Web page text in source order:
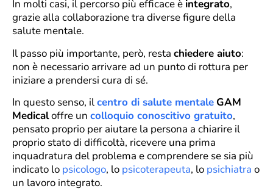
In molti casi, il percorso più efficace è integrato,
grazie alla collaborazione tra diverse figure della
salute mentale.
Il passo più importante, però, resta chiedere aiuto:
non è necessario arrivare ad un punto di rottura per
iniziare a prendersi cura di sé.
In questo senso, ilcentro di salute mentale GAM
Medicaloffre un colloquio conoscitivo gratuito,
pensato proprio per aiutare la persona a chiarire il
proprio stato di difficoltà, ricevere una prima
inquadratura del problema e comprendere se sia più
indicato lo psicologo, lo psicoterapeuta, lo psichiatra o
un lavoro integrato.